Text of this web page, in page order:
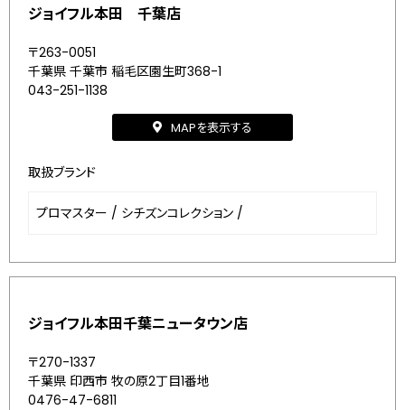
ジョイフル本田 千葉店
〒263-0051
千葉県 千葉市 稲毛区園生町368-1
043-251-1138
MAPを表示する
取扱ブランド
プロマスター / シチズンコレクション /
ジョイフル本田千葉ニュータウン店
〒270-1337
千葉県 印西市 牧の原2丁目1番地
0476-47-6811